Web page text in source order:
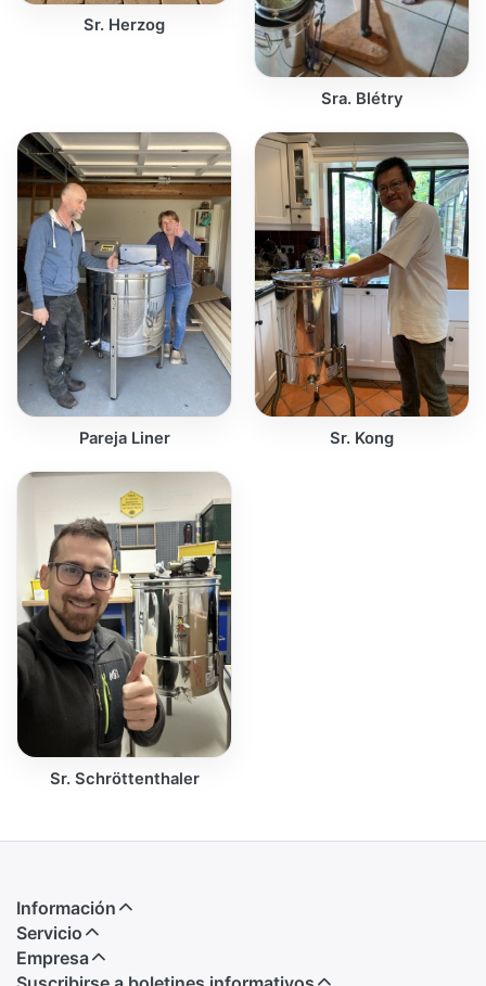
Sr. Herzog
Sra. Blétry
Pareja Liner Sr. Kong
Sr. Schröttenthaler
Información
Servicio
Empresa